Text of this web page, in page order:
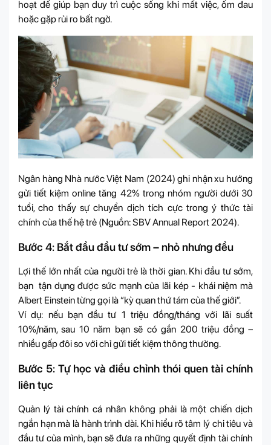
hoạt để giúp bạn duy trì cuộc sống khi mất việc, ốm đau
hoặc gặp rủi ro bất ngờ.
Ngân hàng Nhà nước Việt Nam (2024) ghi nhận xu hướng
gửi tiết kiệm online tăng 42% trong nhóm người dưới 30
tuổi, cho thấy sự chuyển dịch tích cực trong ý thức tài
chính của thế hệ trẻ (Nguồn: SBV Annual Report 2024).
Bước 4: Bắt đầu đầu tư sớm – nhỏ nhưng đều
Lợi thế lớn nhất của người trẻ là thời gian. Khi đầu tư sớm,
bạn tận dụng được sức mạnh của lãi kép - khái niệm mà
Albert Einstein từng gọi là “kỳ quan thứ tám của thế giới”.
Ví dụ: nếu bạn đầu tư 1 triệu đồng/tháng với lãi suất
10%/năm, sau 10 năm bạn sẽ có gần 200 triệu đồng –
nhiều gấp đôi so với chỉ gửi tiết kiệm thông thường.
Bước 5: Tự học và điều chỉnh thói quen tài chính
liên tục
Quản lý tài chính cá nhân không phải là một chiến dịch
ngắn hạn mà là hành trình dài. Khi hiểu rõ tâm lý chi tiêu và
đầu tư của mình, bạn sẽ đưa ra những quyết định tài chính